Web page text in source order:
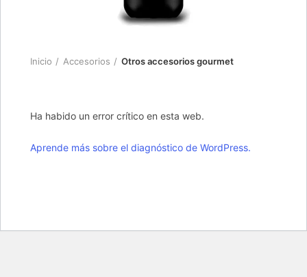
Inicio Accesorios Otros accesorios gourmet
Ha habido un error crítico en esta web.
Aprende más sobre el diagnóstico de WordPress.